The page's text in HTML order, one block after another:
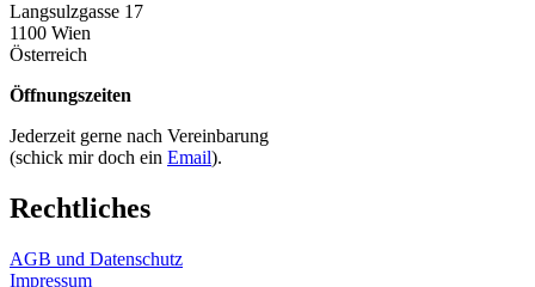
Langsulzgasse 17
1100 Wien
Österreich
Öffnungszeiten
Jederzeit gerne nach Vereinbarung
(schick mir doch ein Email).
Rechtliches
AGB und Datenschutz
Impressum